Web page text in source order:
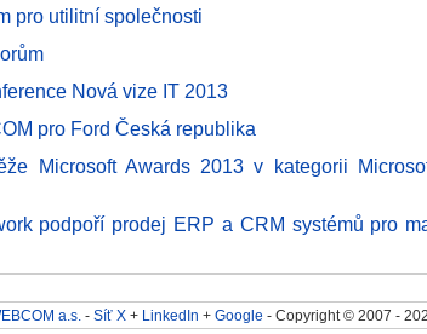
pro utilitní společnosti
Nová vize IT 2013
pro Ford Česká republika
Microsoft Awards 2013 v kategorii
podpoří prodej ERP a CRM systémů pro
a.s. - Síť X + LinkedIn + Google - Copyright © 2007 -